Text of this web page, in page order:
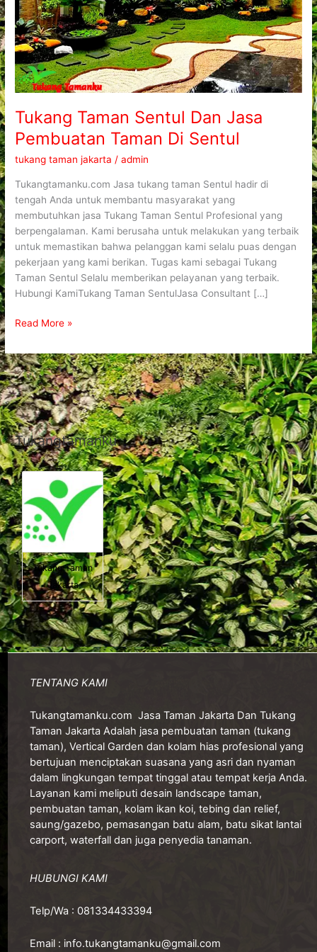
Tukang Taman Sentul Dan Jasa
Pembuatan Taman Di Sentul
tukang taman jakarta /admin
Tukangtamanku.com Jasa tukang taman Sentul hadir di
tengah Anda untuk membantu masyarakat yang
membutuhkan jasa Tukang Taman Sentul Profesional yang
berpengalaman. Kami berusaha untuk melakukan yang terbaik
untuk memastikan bahwa pelanggan kami selalu puas dengan
pekerjaan yang kami berikan. Tugas kami sebagai Tukang
Taman Sentul Selalu memberikan pelayanan yang terbaik.
Hubungi KamiTukang Taman SentulJasa Consultant […]
Di
Sentul
Read More »
Tukangtamanku
Tukang Taman
Jakarta
TENTANG KAMI
Tukangtamanku.com Jasa Taman Jakarta Dan Tukang
Taman Jakarta Adalah jasa pembuatan taman (tukang
taman), Vertical Garden dan kolam hias profesional yang
bertujuan menciptakan suasana yang asri dan nyaman
dalam lingkungan tempat tinggal atau tempat kerja Anda.
Layanan kami meliputi desain landscape taman,
pembuatan taman, kolam ikan koi, tebing dan relief,
saung/gazebo, pemasangan batu alam, batu sikat lantai
carport, waterfall dan juga penyedia tanaman.
HUBUNGI KAMI
Telp/Wa : 081334433394
Email : info.tukangtamanku@gmail.com